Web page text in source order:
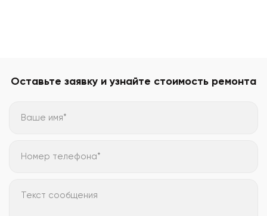
Оставьте заявку и узнайте стоимость ремонта
Ваше имя*
Номер телефона*
Текст сообщения